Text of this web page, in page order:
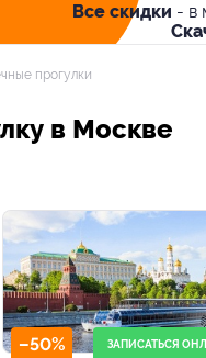
Все скидки - в
прогулки
в Москве
–50% ЗАПИСАТЬСЯ